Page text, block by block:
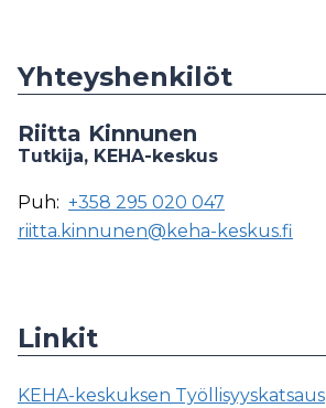
Yhteyshenkilöt
Riitta Kinnunen
Tutkija, KEHA-keskus
Puh: +358 295 020 047
riitta.kinnunen@keha-keskus.fi
Linkit
KEHA-keskuksen Työllisyyskatsaus